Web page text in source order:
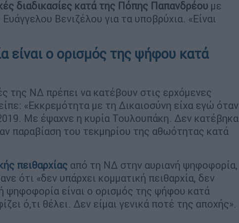
διαδικασίες κατά της Πόπης Παπανδρέου με
Βενιζέλου για τα υποβρύχια. «Είναι
είναι ο ορισμός της ψήφου κατά
της ΝΔ πρέπει να κατέβουν στις ερχόμενες
«Εκκρεμότητα με τη Δικαιοσύνη είχα εγώ όταν
Με έψαχνε η κυρία Τουλουπάκη. Δεν κατέβηκα
παραβίαση του τεκμηρίου της αθωότητας κατά
πειθαρχίας από τη ΝΔ στην αυριανή ψηφοφορία,
ότι «δεν υπάρχει κομματική πειθαρχία, δεν
ψηφοφορία είναι ο ορισμός της ψήφου κατά
ό,τι θέλει. Δεν είμαι γενικά ποτέ της αποχής».